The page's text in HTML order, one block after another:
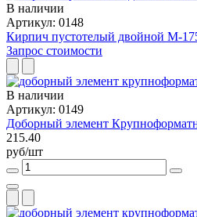
В наличии
Артикул: 0148
Кирпич пустотелый двойной М-
Запрос стоимости
В наличии
Артикул: 0149
Доборный элемент
215.40
руб/шт